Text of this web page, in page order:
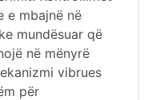
e mbajnë në
mundësuar që
në mënyrë
vibrues
për